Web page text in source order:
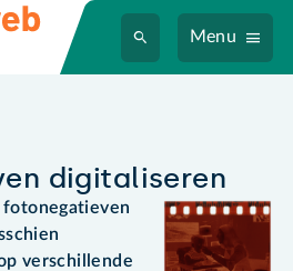
Menu
digitaliseren
verschillende